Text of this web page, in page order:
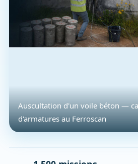
Auscultation d'un voile béton —
d'armatures au Ferroscan